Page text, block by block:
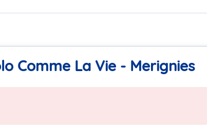
Comme La Vie - Merignies